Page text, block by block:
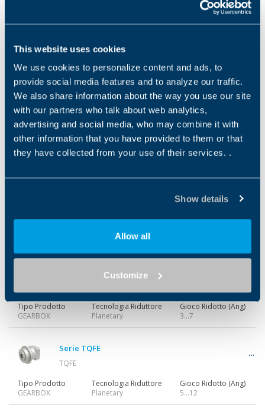
This website uses cookies
We use cookies to personalize content and ads, to
provide social media features and to analyze our traffic.
We also share information about the way you use our site
with our partners who talk about web analytics,
advertising and social media, who may combine it with
other information that you have provided to them or that
they have collected from your use of their services. .
Show details
Allow all
Customize
MPEK
GEARBOX
Tecnologia Riduttore
Planetary
Gioco Ridotto (Ang)
7...14
Serie TQ
Tipo Prodotto
Tecnologia Riduttore
Gioco Ridotto (Ang)
Planetary
Tipo Prodotto
GEARBOX
Tecnologia Riduttore
Planetary
Gioco Ridotto (Ang)
3…7
Serie TQFE
TQFE
Tipo Prodotto
GEARBOX
Tecnologia Riduttore
Planetary
Gioco Ridotto (Ang)
5…12